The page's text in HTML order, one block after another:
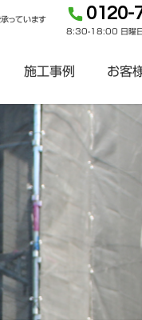
っています 0120-
8:30-18:00 日曜日
施工事例 お客